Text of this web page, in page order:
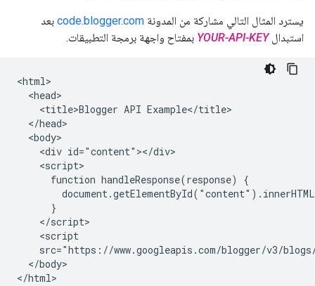
يسترد المثال التالي مشاركة من المدونة code.blogger.com بعد
استبدالYOUR-API-KEY بمفتاح واجهة برمجة التطبيقات.
<html>
  <head>
    <title>Blogger API Example</title>
  </head>
  <body>
    <div id="content"></div>
    <script>
      function handleResponse(response) {
      }
    </script>
    <script
src="https://www.googleapis.com/blogger/v3/
  </body>
</html>